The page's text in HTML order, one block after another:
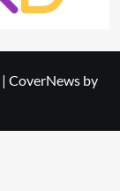
| CoverNews by